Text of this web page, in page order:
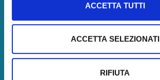
ACCETTA TUTTI
ACCETTA SELEZIONATI
RIFIUTA
Amministrazione
Amministrazione
Società trasparente